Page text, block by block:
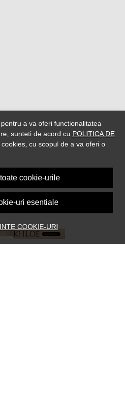
a va oferi functionalitatea
sunteti de acord cu POLITICA DE
cu scopul de a va oferi o
cookie-urile
uri esentiale
COOKIE-URI